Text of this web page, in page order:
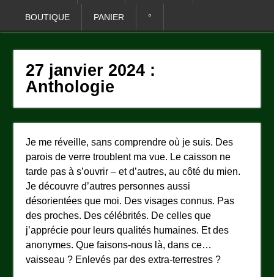
BOUTIQUE PANIER °
27 janvier 2024 :
Anthologie
Je me réveille, sans comprendre où je suis. Des
parois de verre troublent ma vue. Le caisson ne
tarde pas à s’ouvrir – et d’autres, au côté du mien.
Je découvre d’autres personnes aussi
désorientées que moi. Des visages connus. Pas
des proches. Des célébrités. De celles que
j’apprécie pour leurs qualités humaines. Et des
anonymes. Que faisons-nous là, dans ce…
vaisseau ? Enlevés par des extra-terrestres ?